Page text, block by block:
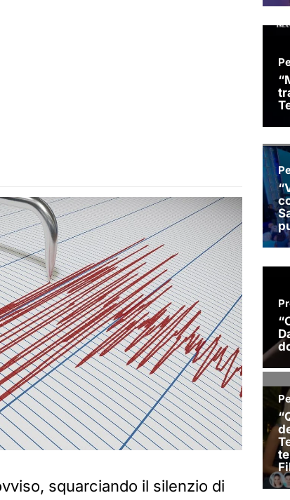
squarciando il silenzio di